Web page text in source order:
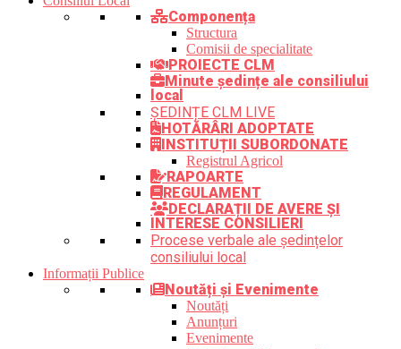
Componența
Structura
Comisii de specialitate
PROIECTE CLM
Minute ședințe ale consiliului
local
ȘEDINȚE CLM LIVE
HOTĂRÂRI ADOPTATE
INSTITUȚII SUBORDONATE
Registrul Agricol
RAPOARTE
REGULAMENT
DECLARAȚII DE AVERE ȘI
INTERESE CONSILIERI
Procese verbale ale ședințelor
consiliului local
Informații Publice
Noutăți și Evenimente
Noutăți
Anunțuri
Evenimente